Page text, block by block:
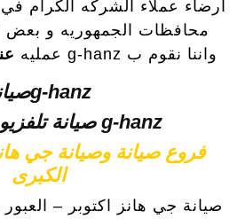
ارضاء عملاء الشركه الكرام
محافظات الجمهوريه و بعض
واننا نقوم ب g-hanz عمليه
g-hanzصيانة
g-hanz صيانة تلفزيون جي هانز
فروع صيانة وصيانة جي
الكبرى
صيانة جي هانز اكتوبر –